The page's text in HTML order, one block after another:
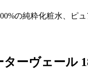
の純粋化粧水、ピ
ーヴェール